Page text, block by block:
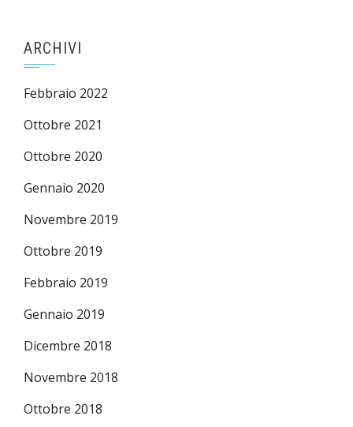
ARCHIVI
Febbraio 2022
Ottobre 2021
Ottobre 2020
Gennaio 2020
Novembre 2019
Ottobre 2019
Febbraio 2019
Gennaio 2019
Dicembre 2018
Novembre 2018
Ottobre 2018